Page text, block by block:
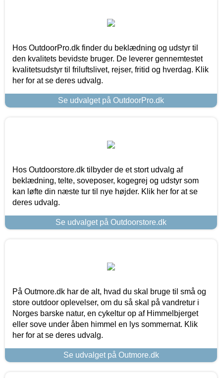
Hos OutdoorPro.dk finder du beklædning og udstyr til
den kvalitets bevidste bruger. De leverer gennemtestet
kvalitetsudstyr til friluftslivet, rejser, fritid og hverdag. Klik
her for at se deres udvalg.
Se udvalget på OutdoorPro.dk
Hos Outdoorstore.dk tilbyder de et stort udvalg af
beklædning, telte, soveposer, kogegrej og udstyr som
kan løfte din næste tur til nye højder. Klik her for at se
deres udvalg.
Se udvalget på Outdoorstore.dk
På Outmore.dk har de alt, hvad du skal bruge til små og
store outdoor oplevelser, om du så skal på vandretur i
Norges barske natur, en cykeltur op af Himmelbjerget
eller sove under åben himmel en lys sommernat. Klik
her for at se deres udvalg.
Se udvalget på Outmore.dk